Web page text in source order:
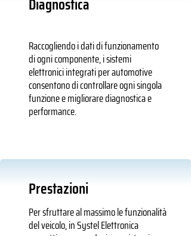
Raccogliendo i dati di funzionamento
di ogni componente, i sistemi
elettronici integrati per automotive
consentono di controllare ogni singola
funzione e migliorare diagnostica e
performance.
Prestazioni
Per sfruttare al massimo le funzionalità
del veicolo, in Systel Elettronica